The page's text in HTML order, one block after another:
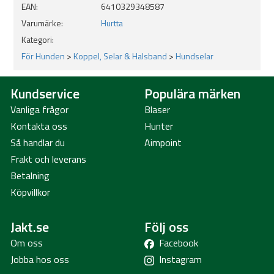
EAN:
6410329348587
Varumärke:
Hurtta
Kategori:
För Hunden >Koppel, Selar & Halsband >Hundselar
Kundservice
Vanliga frågor
Kontakta oss
Så handlar du
Frakt och leverans
Betalning
Köpvillkor
Populära märken
Blaser
Hunter
Aimpoint
Jakt.se
Om oss
Jobba hos oss
Följ oss
Facebook
Instagram